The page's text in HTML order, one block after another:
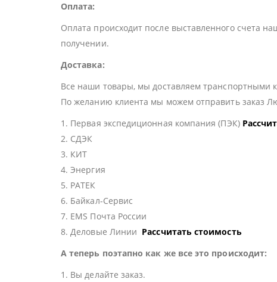
Оплата:
Оплата происходит после выставленного счета
получении.
Доставка:
Все наши товары, мы доставляем транспортными
По желанию клиента мы можем отправить заказ
1. Первая экспедиционная компания (ПЭК)
2. СДЭК
3. КИТ
4. Энергия
5. РАТЕК
6. Байкал-Сервис
7. EMS Почта России
8. Деловые Линии Рассчитать стоимость
А теперь поэтапно как же все это происходит:
1. Вы делайте заказ.